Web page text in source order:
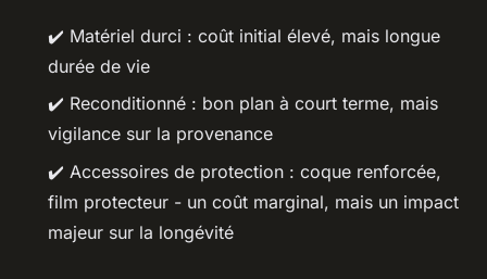
✔️ Matériel durci : coût initial élevé, mais longue
durée de vie
✔️ Reconditionné : bon plan à court terme, mais
vigilance sur la provenance
✔️ Accessoires de protection : coque renforcée,
film protecteur - un coût marginal, mais un impact
majeur sur la longévité